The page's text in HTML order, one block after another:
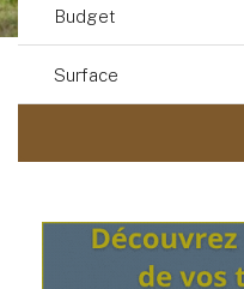
Budget
Surface